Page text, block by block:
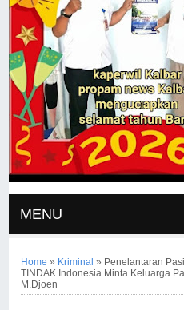
MENU
Home » Kriminal » Penelantaran
TINDAK Indonesia Minta Keluarga
M.Djoen